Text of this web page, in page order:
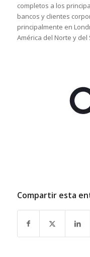
completos a los
bancos y clientes
principalmente en
América del Norte y del
Compartir esta